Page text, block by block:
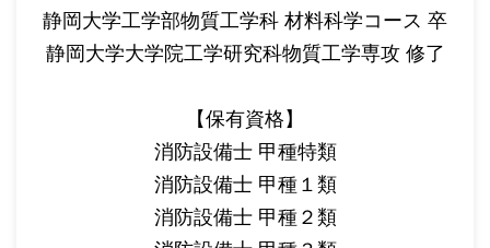
静岡大学工学部物質工学科 材料科学コース 卒
静岡大学大学院工学研究科物質工学専攻 修了
【保有資格】
消防設備士 甲種特類
消防設備士 甲種１類
消防設備士 甲種２類